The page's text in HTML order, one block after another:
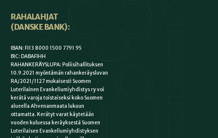
RAHALAHJAT
(DANSKE BANK):
IBAN: FI13 8000 1500 7791 95
BIC: DABAFIHH
RAHANKERÄYSLUPA: Poliisihallituksen
10.9.2021 myöntämän rahankeräysluvan
RA/2021/1127 mukaisesti Suomen
Luterilainen Evankeliumiyhdistys ry voi
kerätä varoja toistaiseksi koko Suomen
alueella Ahvenanmaata lukuun
ottamatta. Kerätyt varat käytetään
vuoden kuluessa keräyksestä Suomen
Luterilaisen Evankeliumiyhdistyksen